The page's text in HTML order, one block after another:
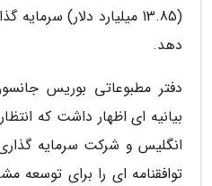
(13.85 میلیارد دلار)
دهد.
دفتر مطبوعاتی بوریس
بیانیه ای اظهار داشت که
انگلیس و شرکت سرمایه گذاری
توافقنامه ای را برای توسعه